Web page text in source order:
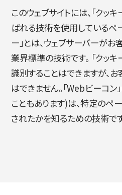
このウェブサイトには、「クッ
ばれる技術を使用しているペ
ー」とは、ウェブサーバーが
業界標準の技術です。 「クッ
識別することはできますが、
はできません。「Webビーコン
こともあります)は、特定のペ
されたかを知るための技術です